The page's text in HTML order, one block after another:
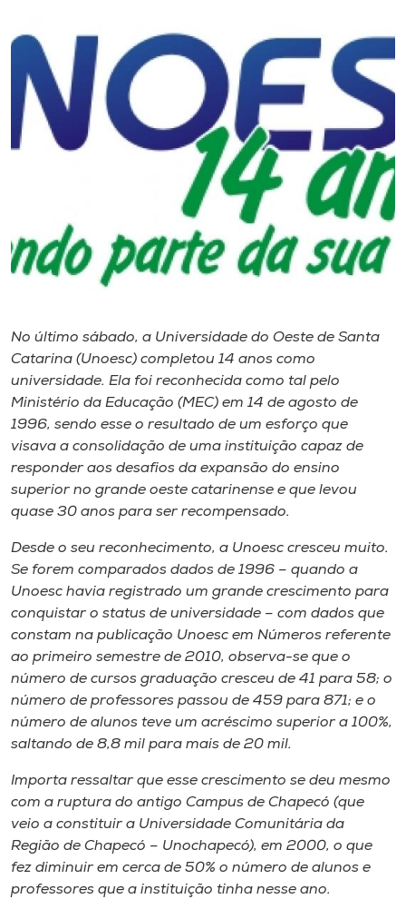
Cultura
CPA
Editora
Rádio
Unoesc
Store
Selecione
No último sábado, a Universidade do Oeste de Santa
Catarina (Unoesc) completou 14 anos como
universidade. Ela foi reconhecida como tal pelo
Ministério da Educação (MEC) em 14 de agosto de
1996, sendo esse o resultado de um esforço que
visava a consolidação de uma instituição capaz de
responder aos desafios da expansão do ensino
superior no grande oeste catarinense e que levou
quase 30 anos para ser recompensado.
Desde o seu reconhecimento, a Unoesc cresceu muito.
Se forem comparados dados de 1996 – quando a
Unoesc havia registrado um grande crescimento para
conquistar o status de universidade – com dados que
constam na publicação Unoesc em Números referente
ao primeiro semestre de 2010, observa-se que o
número de cursos graduação cresceu de 41 para 58; o
número de professores passou de 459 para 871; e o
número de alunos teve um acréscimo superior a 100%,
saltando de 8,8 mil para mais de 20 mil.
Importa ressaltar que esse crescimento se deu mesmo
com a ruptura do antigo Campus de Chapecó (que
veio a constituir a Universidade Comunitária da
Região de Chapecó – Unochapecó), em 2000, o que
fez diminuir em cerca de 50% o número de alunos e
professores que a instituição tinha nesse ano.